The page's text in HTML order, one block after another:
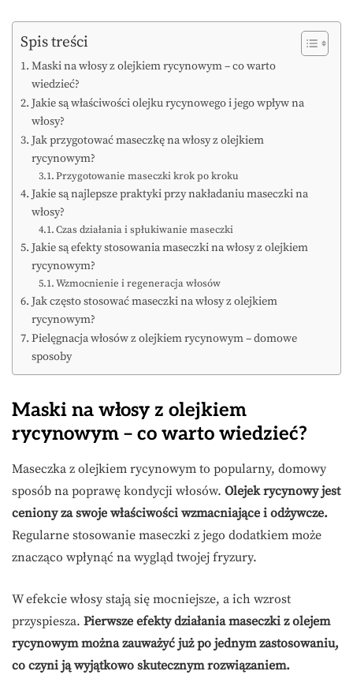
Spis treści
Maski na włosy z olejkiem rycynowym – co warto
wiedzieć?
Jakie są właściwości olejku rycynowego i jego wpływ na
włosy?
Jak przygotować maseczkę na włosy z olejkiem
rycynowym?
Przygotowanie maseczki krok po kroku
Jakie są najlepsze praktyki przy nakładaniu maseczki na
włosy?
Czas działania i spłukiwanie maseczki
Jakie są efekty stosowania maseczki na włosy z olejkiem
rycynowym?
Wzmocnienie i regeneracja włosów
Jak często stosować maseczki na włosy z olejkiem
rycynowym?
Pielęgnacja włosów z olejkiem rycynowym – domowe
sposoby
Maski na włosy z olejkiem
rycynowym – co warto wiedzieć?
Maseczka z olejkiem rycynowym to popularny, domowy
sposób na poprawę kondycji włosów. Olejek rycynowy jest
ceniony za swoje właściwości wzmacniające i odżywcze.
Regularne stosowanie maseczki z jego dodatkiem może
znacząco wpłynąć na wygląd twojej fryzury.
W efekcie włosy stają się mocniejsze, a ich wzrost
przyspiesza. Pierwsze efekty działania maseczki z olejem
rycynowym można zauważyć już po jednym zastosowaniu,
co czyni ją wyjątkowo skutecznym rozwiązaniem.